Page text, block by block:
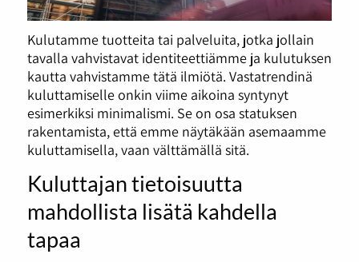
Kulutamme tuotteita tai palveluita, jotka jollain
tavalla vahvistavat identiteettiämme ja kulutuksen
kautta vahvistamme tätä ilmiötä. Vastatrendinä
kuluttamiselle onkin viime aikoina syntynyt
esimerkiksi minimalismi. Se on osa statuksen
rakentamista, että emme näytäkään asemaamme
kuluttamisella, vaan välttämällä sitä.
Kuluttajan tietoisuutta
mahdollista lisätä kahdella
tapaa